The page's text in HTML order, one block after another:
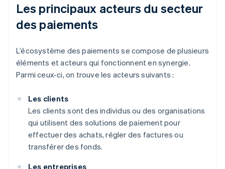
Les principaux acteurs du secteur
des paiements
L’écosystème des paiements se compose de plusieurs
éléments et acteurs qui fonctionnent en synergie.
Parmi ceux-ci, on trouve les acteurs suivants :
Les clients
Les clients sont des individus ou des organisations
qui utilisent des solutions de paiement pour
effectuer des achats, régler des factures ou
transférer des fonds.
Les entreprises